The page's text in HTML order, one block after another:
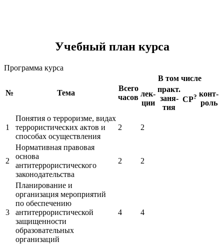
Учебный план курса
Программа курса
№ Тема
Всего
часов
В том числе
лек-
ции
практ.
заня-
тия
СР? конт-
роль
1
Понятия о терроризме, видах
террористических актов и
способах осуществления
2 2
2
Нормативная правовая
основа
антитеррористического
законодательства
2 2
3
Планирование и
организация мероприятий
по обеспечению
антитеррористической
защищенности
образовательных
организаций
4 4